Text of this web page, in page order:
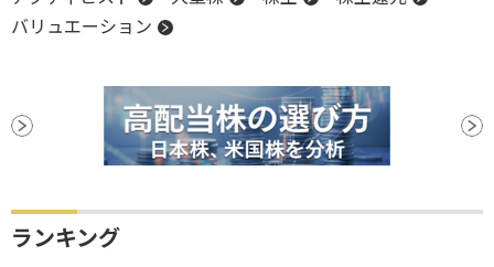
バリュエーション
ランキング